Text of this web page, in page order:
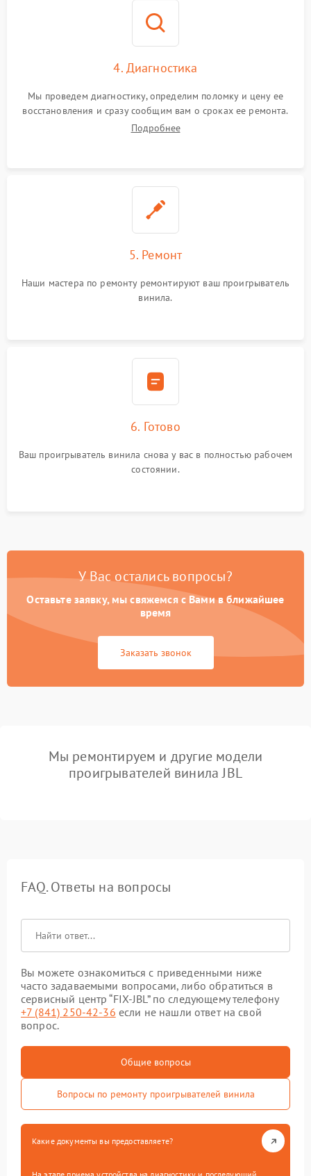
4. Диагностика
Мы проведем диагностику, определим поломку и цену ее
восстановления и сразу сообщим вам о сроках ее ремонта.
Подробнее
5. Ремонт
Наши мастера по ремонту ремонтируют ваш проигрыватель
винила.
6. Готово
Ваш проигрыватель винила снова у вас в полностью рабочем
состоянии.
У Вас остались вопросы?
Оставьте заявку, мы свяжемся с Вами в ближайшее
время
Заказать звонок
Мы ремонтируем и другие модели
проигрывателей винила JBL
FAQ. Ответы на вопросы
Вы можете ознакомиться с приведенными ниже
часто задаваемыми вопросами, либо обратиться в
сервисный центр “FIX-JBL” по следующему телефону
+7 (841) 250-42-36 если не нашли ответ на свой
вопрос.
Общие вопросы
Вопросы по ремонту проигрывателей винила
Какие документы вы предоставляете?